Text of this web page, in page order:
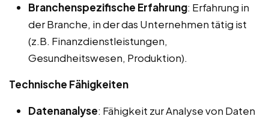
Branchenspezifische Erfahrung: Erfahrung in
der Branche, in der das Unternehmen tätig ist
(z.B. Finanzdienstleistungen,
Gesundheitswesen, Produktion).
Technische Fähigkeiten
Datenanalyse: Fähigkeit zur Analyse von Daten